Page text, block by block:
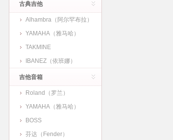
古典吉他
Alhambra（阿尔罕布拉）
YAMAHA（雅马哈）
TAKMINE
IBANEZ（依班娜）
吉他音箱
Roland（罗兰）
YAMAHA（雅马哈）
BOSS
芬达（Fender）